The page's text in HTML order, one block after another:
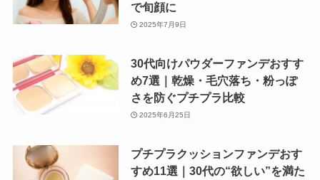
で旬顔に
2025年7月9日
30代向けパウダーファンデおすす
め7選｜乾燥・毛穴落ち・粉っぽ
さを防ぐプチプラ比較
2025年6月25日
プチプラクッションファンデおす
すめ11選｜30代の“欲しい”を満た